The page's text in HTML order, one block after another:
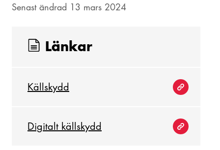
Senast ändrad 13 mars 2024
Länkar
Källskydd
Digitalt källskydd